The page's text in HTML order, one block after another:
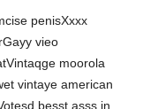
penisXxxx
vieo
moorola
vintaye american
besst asss in